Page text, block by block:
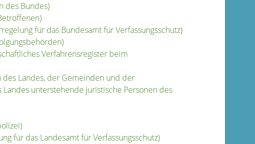
des Bundes)
für das Bundesamt für Verfassungsschutz)
Verfahrensregister beim
des Landes, der Gemeinden und der
unterstehende juristische Personen des
für das Landesamt für Verfassungsschutz)